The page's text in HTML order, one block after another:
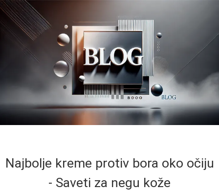
Najbolje kreme protiv bora oko očiju
- Saveti za negu kože